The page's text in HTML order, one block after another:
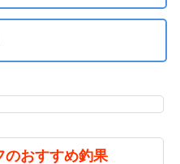
のおすすめ釣果